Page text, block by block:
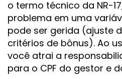
o termo técnico da NR-
problema em uma
pode ser gerida (ajuste
critérios de bônus). Ao
você atrai a
para o CPF do gestor e